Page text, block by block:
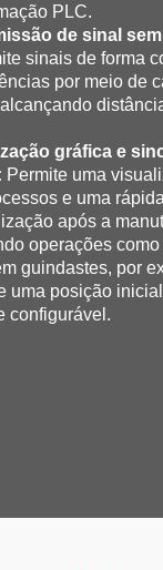
PLC.
de sinal
sinais de forma
por meio de
gráfica e
Permite uma
e uma rápida
após a
operações
guindastes, por
uma posição
configurável.